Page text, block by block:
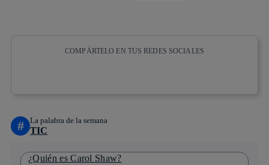
COMPÁRTELO EN TUS REDES SOCIALES
# La palabra de la semana
TIC
¿Quién es Carol Shaw?